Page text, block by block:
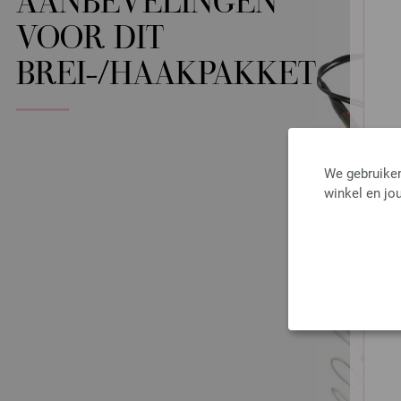
We
winkel en
VOOR DIT
BREI-/HAAKPAKKET